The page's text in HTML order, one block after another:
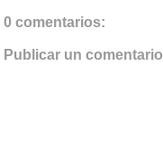
0 comentarios:
Publicar un comentario